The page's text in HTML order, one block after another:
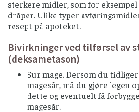
sterkere midler, som for
dråper. Ulike typer
resept på apoteket.
Bivirkninger ved tilførsel av
(deksametason)
Sur mage. Dersom du
magesår, må du gjøre legen
dette og eventuelt få
magesår.